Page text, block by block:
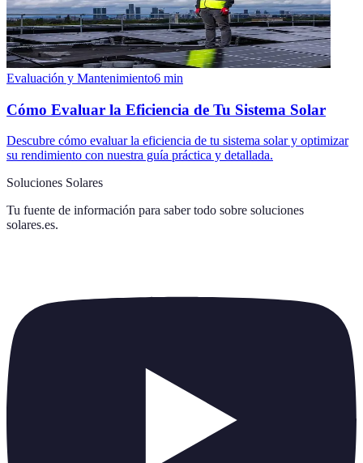
Evaluación y Mantenimiento6 min
Cómo Evaluar la Eficiencia de Tu Sistema Solar
Descubre cómo evaluar la eficiencia de tu sistema solar y optimizar
su rendimiento con nuestra guía práctica y detallada.
Soluciones Solares
Tu fuente de información para saber todo sobre soluciones
solares.es.